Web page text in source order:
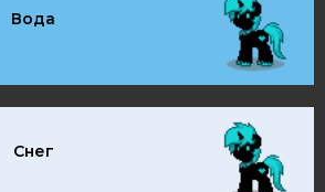
Вода
Снег